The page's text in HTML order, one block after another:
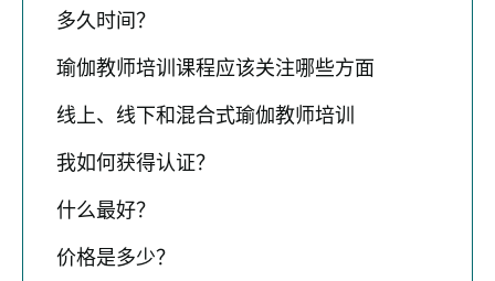
多久时间？
瑜伽教师培训课程应该关注哪些方面
线上、线下和混合式瑜伽教师培训
我如何获得认证？
什么最好？
价格是多少？